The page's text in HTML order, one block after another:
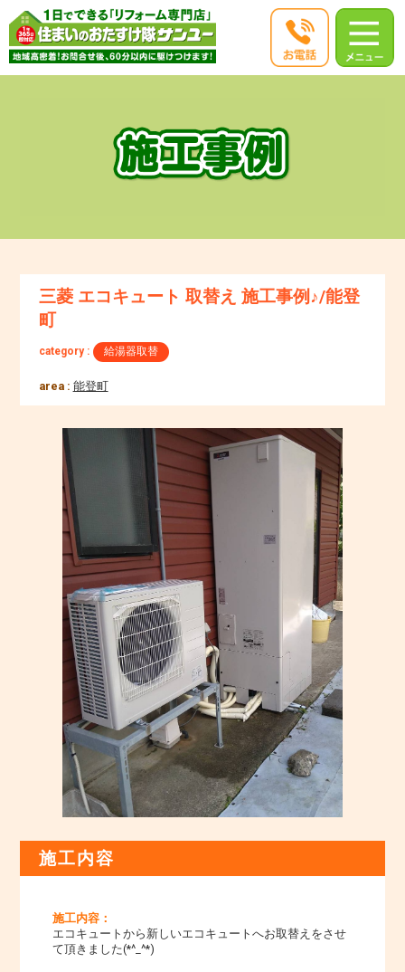
三菱 エコキュート 取替え 施工事例♪/能登
町
category : 給湯器取替
area : 能登町
施工内容
施工内容：
エコキュートから新しいエコキュートへお取替えをさせ
て頂きました(*^_^*)